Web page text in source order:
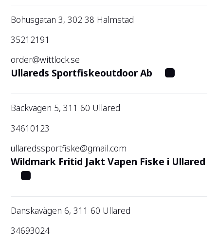
Bohusgatan 3, 302 38 Halmstad
35212191
order@wittlock.se
Ullareds Sportfiskeoutdoor Ab
Bäckvägen 5, 311 60 Ullared
34610123
ullaredssportfiske@gmail.com
Wildmark Fritid Jakt Vapen Fiske i Ullared
Danskavägen 6, 311 60 Ullared
34693024